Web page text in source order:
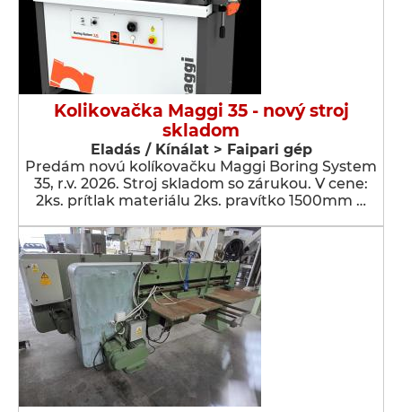
Kolikovačka Maggi 35 - nový stroj
skladom
Eladás / Kínálat > Faipari gép
Predám novú kolíkovačku Maggi Boring System
35, r.v. 2026. Stroj skladom so zárukou. V cene:
2ks. prítlak materiálu 2ks. pravítko 1500mm …